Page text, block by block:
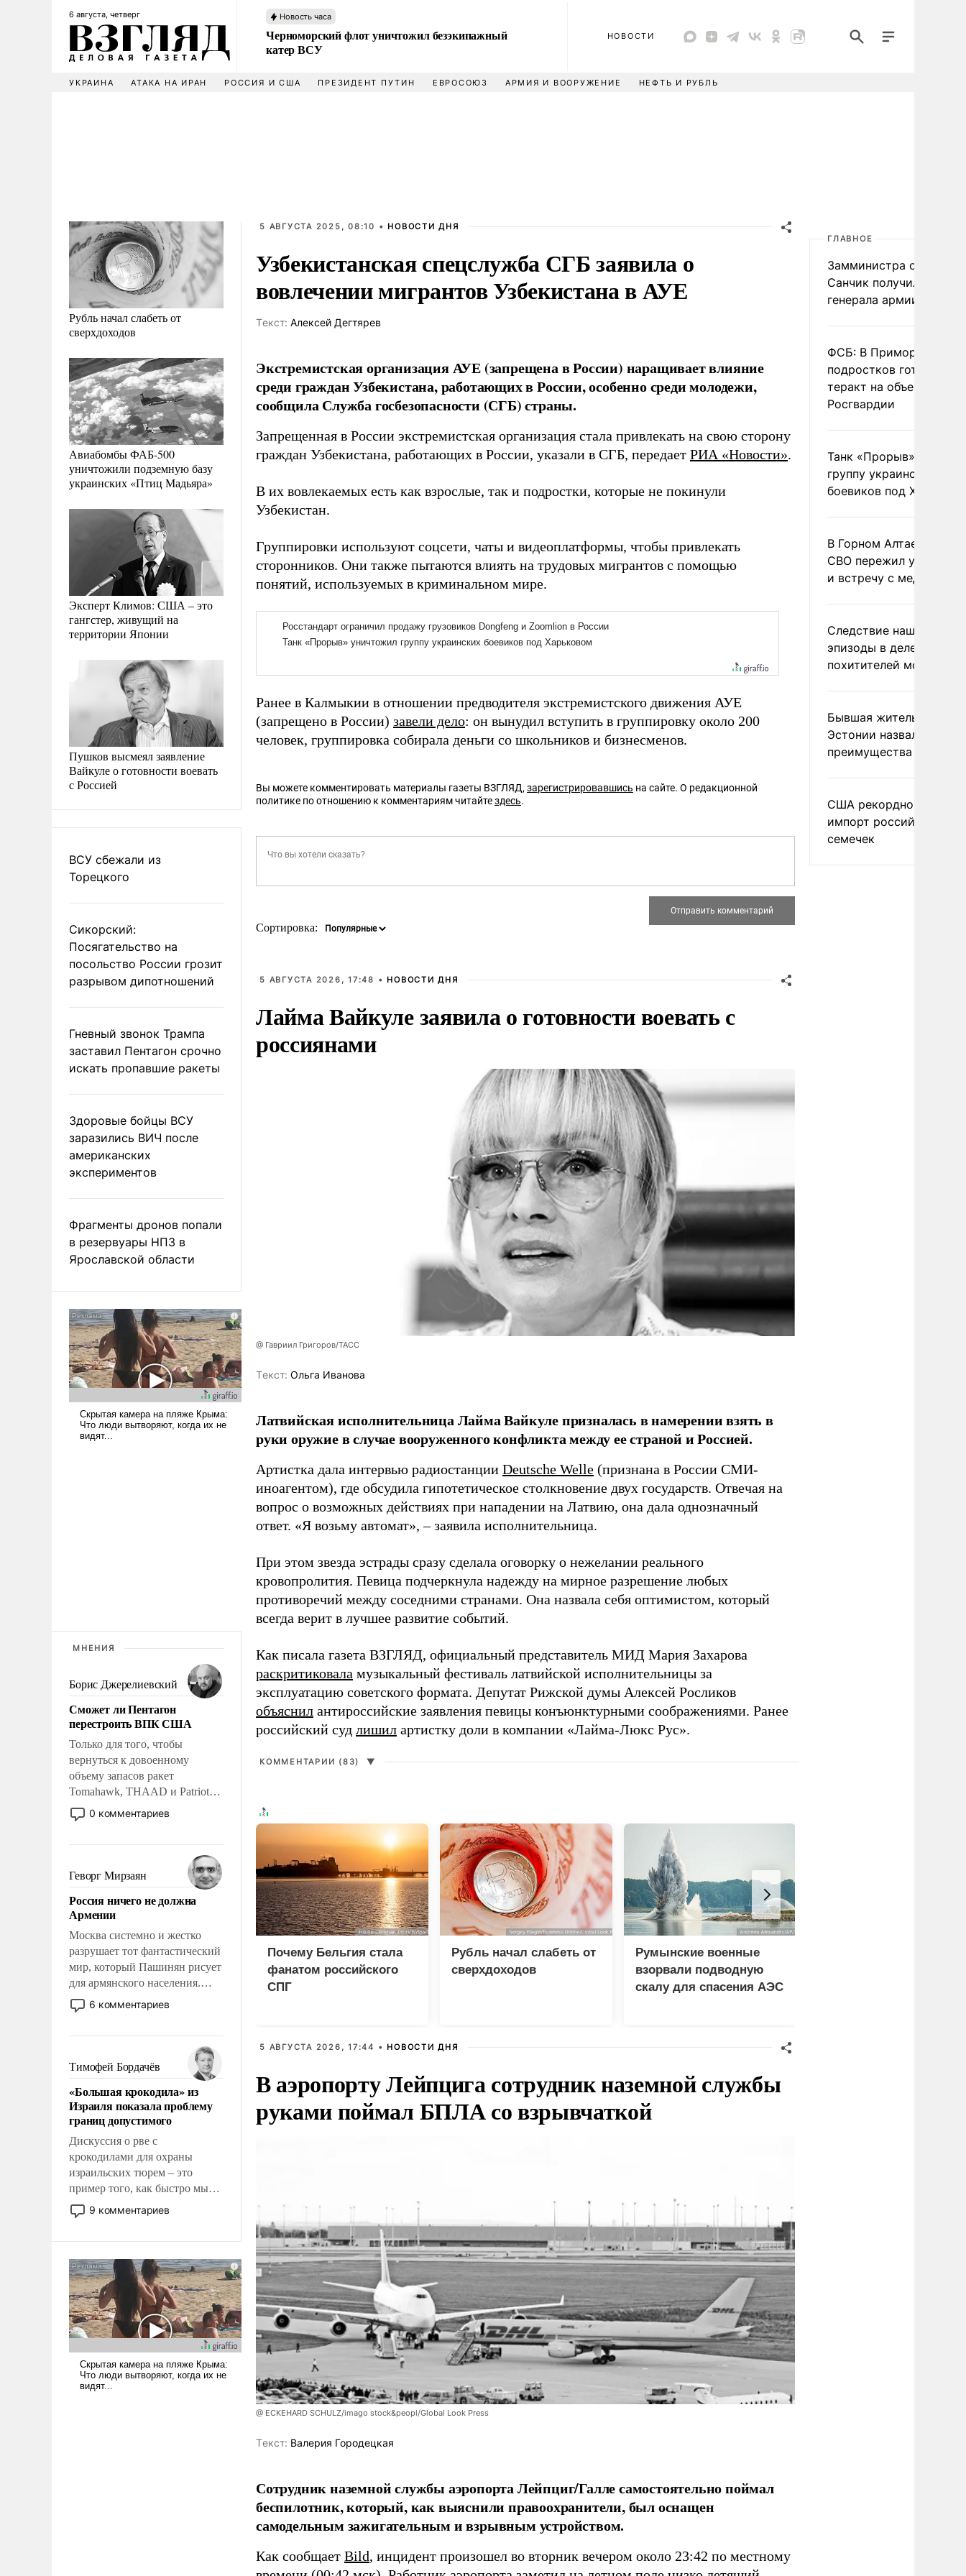
6 августа, четверг Новость часа
Черноморский флот уничтожил безэкипажный
катер ВСУ
НОВОСТИ
УКРАИНА АТАКА НА ИРАН РОССИЯ И США ПРЕЗИДЕНТ ПУТИН ЕВРОСОЮЗ АРМИЯ И ВООРУЖЕНИЕ НЕФТЬ И РУБЛЬ
Рубль начал слабеть от
сверхдоходов
Авиабомбы ФАБ-500
уничтожили подземную базу
украинских «Птиц Мадьяра»
Эксперт Климов: США – это
гангстер, живущий на
территории Японии
Пушков высмеял заявление
Вайкуле о готовности воевать
с Россией
ВСУ сбежали из
Торецкого
Сикорский:
Посягательство на
посольство России грозит
разрывом дипотношений
Гневный звонок Трампа
заставил Пентагон срочно
искать пропавшие ракеты
Здоровые бойцы ВСУ
заразились ВИЧ после
американских
экспериментов
Фрагменты дронов попали
в резервуары НПЗ в
Ярославской области
МНЕНИЯ
Борис Джерелиевский
Сможет ли Пентагон
перестроить ВПК США
Только для того, чтобы
вернуться к довоенному
объему запасов ракет
Tomahawk, THAAD и Patriot
США потребуется более трех
лет. Даже небольшая война с
Сложившаяся ситуация
означает многолетний период
уязвимости США, например,
перед Китаем.
0 комментариев
Геворг Мирзаян
Россия ничего не должна
Армении
Москва системно и жестко
разрушает тот фантастический
мир, который Пашинян рисует
для армянского населения.
Мир, где этому населению все
должны просто по
политические прожекты будут
беспрекословно оплачиваться
за счет российских
налогоплательщиков и где за
свои поступки не нужно
отвечать.
6 комментариев
Тимофей Бордачёв
«Большая крокодила» из
Израиля показала проблему
границ допустимого
Дискуссия о рве с
крокодилами для охраны
израильских тюрем – это
пример того, как быстро мы
двигаемся по пути
революционных изменений.
псевдонаучной фантастики,
стало всерьез обсуждаемой
идеей.
9 комментариев
5 АВГУСТА 2025, 08:10 • НОВОСТИ ДНЯ
Узбекистанская спецслужба СГБ заявила о
вовлечении мигрантов Узбекистана в АУЕ
Tекст: Алексей Дегтярев
Экстремистская организация АУЕ (запрещена в России) наращивает влияние
среди граждан Узбекистана, работающих в России, особенно среди молодежи,
сообщила Служба госбезопасности (СГБ) страны.
Запрещенная в России экстремистская организация стала привлекать на свою сторону
граждан Узбекистана, работающих в России, указали в СГБ, передает РИА «Новости».
В их вовлекаемых есть как взрослые, так и подростки, которые не покинули
Узбекистан.
Группировки используют соцсети, чаты и видеоплатформы, чтобы привлекать
сторонников. Они также пытаются влиять на трудовых мигрантов с помощью
понятий, используемых в криминальном мире.
Ранее в Калмыкии в отношении предводителя экстремистского движения АУЕ
(запрещено в России) завели дело: он вынудил вступить в группировку около 200
человек, группировка собирала деньги со школьников и бизнесменов.
Вы можете комментировать материалы газеты ВЗГЛЯД, зарегистрировавшись на сайте. О редакционной
политике по отношению к комментариям читайтездесь.
Сортировка:
5 АВГУСТА 2026, 17:48 • НОВОСТИ ДНЯ
Лайма Вайкуле заявила о готовности воевать с
россиянами
@ Гавриил Григоров/ТАСС
Tекст: Ольга Иванова
Латвийская исполнительница Лайма Вайкуле призналась в намерении взять в
руки оружие в случае вооруженного конфликта между ее страной и Россией.
Артистка дала интервью радиостанции Deutsche Welle (признана в России СМИ-
иноагентом), где обсудила гипотетическое столкновение двух государств. Отвечая на
вопрос о возможных действиях при нападении на Латвию, она дала однозначный
ответ. «Я возьму автомат», – заявила исполнительница.
При этом звезда эстрады сразу сделала оговорку о нежелании реального
кровопролития. Певица подчеркнула надежду на мирное разрешение любых
противоречий между соседними странами. Она назвала себя оптимистом, который
всегда верит в лучшее развитие событий.
Как писала газета ВЗГЛЯД, официальный представитель МИД Мария Захарова
раскритиковала музыкальный фестиваль латвийской исполнительницы за
эксплуатацию советского формата. Депутат Рижской думы Алексей Росликов
объяснил антироссийские заявления певицы конъюнктурными соображениями. Ранее
российский суд лишил артистку доли в компании «Лайма-Люкс Рус».
КОММЕНТАРИИ (83) ▼
Почему Бельгия стала
фанатом российского
СПГ
Рубль начал слабеть от
сверхдоходов
Румынские военные
взорвали подводную
скалу для спасения АЭС
5 АВГУСТА 2026, 17:44 • НОВОСТИ ДНЯ
В аэропорту Лейпцига сотрудник наземной службы
руками поймал БПЛА со взрывчаткой
@ ECKEHARD SCHULZ/imago stock&peopl/Global Look Press
Tекст: Валерия Городецкая
Сотрудник наземной службы аэропорта Лейпциг/Галле самостоятельно поймал
беспилотник, который, как выяснили правоохранители, был оснащен
самодельным зажигательным и взрывным устройством.
Как сообщает Bild, инцидент произошел во вторник вечером около 23:42 по местному
ГЛАВНОЕ
Замминистра обороны
Санчик получил звание
генерала армии
ФСБ: В Приморье трое
подростков готовили
теракт на объекте
Росгвардии
Танк «Прорыв»
группу украинских
боевиков под
В Горном Алтае
СВО пережил удар
и встречу с медведем
Следствие нашло
эпизоды в деле
похитителей москвичек
Бывшая жительница
Эстонии назвала
преимущества России
США рекордно
импорт российских
семечек